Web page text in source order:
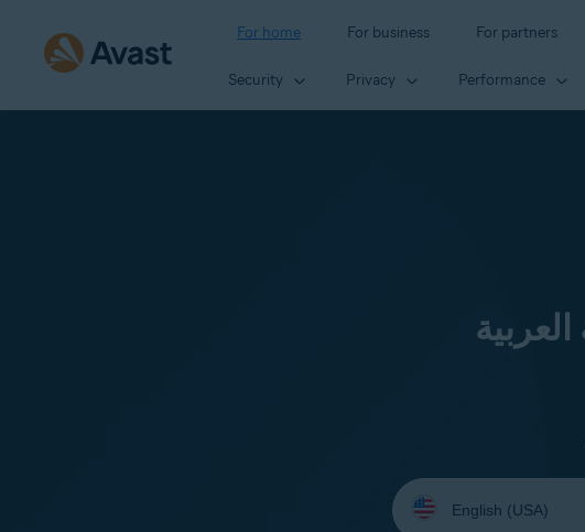
For home For business For partners
Security Privacy Performance
Select
your